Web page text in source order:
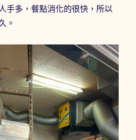
手多，餐點消化的很快，所以
。